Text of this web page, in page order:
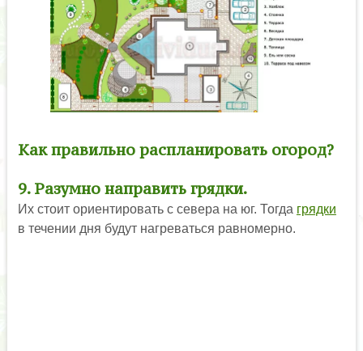
Как правильно распланировать огород?
9. Разумно направить грядки.
Их стоит ориентировать с севера на юг. Тогда грядки
в течении дня будут нагреваться равномерно.